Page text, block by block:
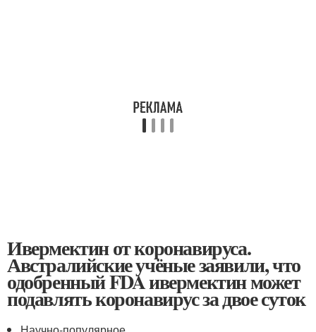
Ивермектин от коронавируса.
Австралийские учёные заявили, что
одобренный FDA ивермектин может
подавлять коронавирус за двое суток